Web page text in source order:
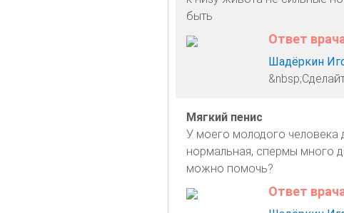
быть
Ответ
Шадёркин
Мягкий пенис
У моего молодого человека
нормальная, спермы много
можно помочь?
Ответ